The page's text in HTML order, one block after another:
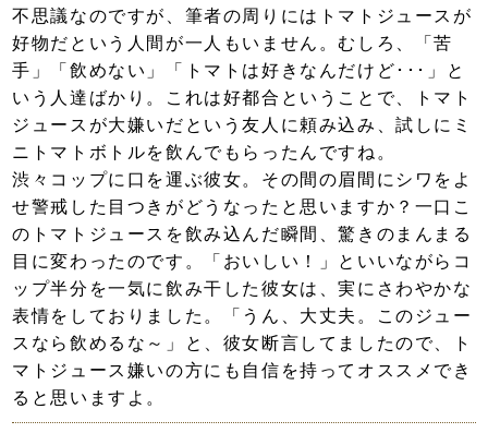
不思議なのですが、筆者の周りにはトマトジュースが
好物だという人間が一人もいません。むしろ、「苦
手」「飲めない」「トマトは好きなんだけど･･･」と
いう人達ばかり。これは好都合ということで、トマト
ジュースが大嫌いだという友人に頼み込み、試しにミ
ニトマトボトルを飲んでもらったんですね。
渋々コップに口を運ぶ彼女。その間の眉間にシワをよ
せ警戒した目つきがどうなったと思いますか？一口こ
のトマトジュースを飲み込んだ瞬間、驚きのまんまる
目に変わったのです。「おいしい！」といいながらコ
ップ半分を一気に飲み干した彼女は、実にさわやかな
表情をしておりました。「うん、大丈夫。このジュー
スなら飲めるな～」と、彼女断言してましたので、ト
マトジュース嫌いの方にも自信を持ってオススメでき
ると思いますよ。